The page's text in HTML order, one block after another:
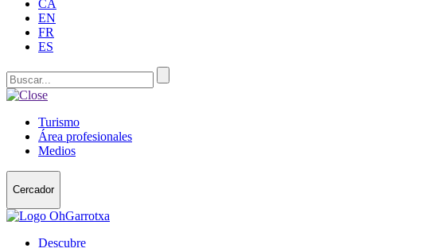
CA
EN
FR
ES
Turismo
Área profesionales
Medios
Cercador
Descubre